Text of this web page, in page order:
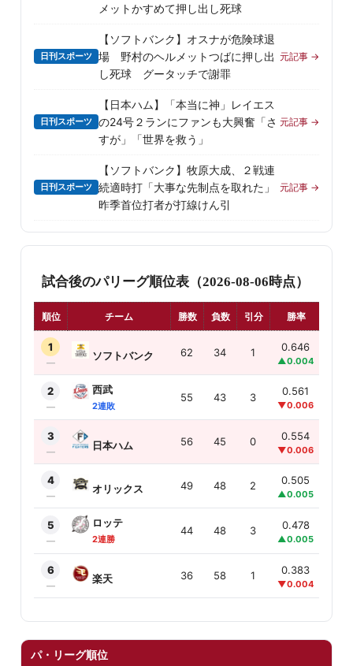
メットかすめて押し出し死球
日刊スポーツ
【ソフトバンク】オスナが危険球退
場 野村のヘルメットつばに押し出
し死球 グータッチで謝罪
元記事 →
日刊スポーツ
【日本ハム】「本当に神」レイエス
の24号２ランにファンも大興奮「さ
すが」「世界を救う」
元記事 →
日刊スポーツ
【ソフトバンク】牧原大成、２戦連
続適時打「大事な先制点を取れた」
昨季首位打者が打線けん引
元記事 →
試合後のパリーグ順位表（2026-08-06時点）
順位 チーム 勝数 負数 引分 勝率
1
—
ソフトバンク 62 34 1 0.646
▲0.004
2
—
西武
2連敗
55 43 3 0.561
▼0.006
3
— 日本ハム 56 45 0 0.554
▼0.006
4
—
オリックス 49 48 2 0.505
▲0.005
5
—
ロッテ
2連勝
44 48 3 0.478
▲0.005
6
—
楽天 36 58 1 0.383
▼0.004
パ・リーグ順位